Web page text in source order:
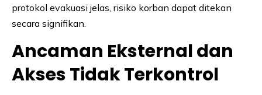
protokol evakuasi jelas, risiko korban dapat ditekan
secara signifikan.
Ancaman Eksternal dan
Akses Tidak Terkontrol